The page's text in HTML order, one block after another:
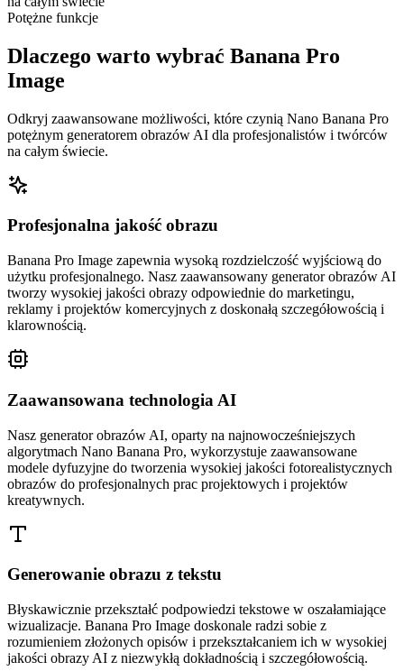
Potężne funkcje
Dlaczego warto wybrać Banana Pro
Image
Odkryj zaawansowane możliwości, które czynią Nano Banana Pro
potężnym generatorem obrazów AI dla profesjonalistów i twórców
na całym świecie.
Profesjonalna jakość obrazu
Banana Pro Image zapewnia wysoką rozdzielczość wyjściową do
użytku profesjonalnego. Nasz zaawansowany generator obrazów AI
tworzy wysokiej jakości obrazy odpowiednie do marketingu,
reklamy i projektów komercyjnych z doskonałą szczegółowością i
klarownością.
Zaawansowana technologia AI
Nasz generator obrazów AI, oparty na najnowocześniejszych
algorytmach Nano Banana Pro, wykorzystuje zaawansowane
modele dyfuzyjne do tworzenia wysokiej jakości fotorealistycznych
obrazów do profesjonalnych prac projektowych i projektów
kreatywnych.
Generowanie obrazu z tekstu
Błyskawicznie przekształć podpowiedzi tekstowe w oszałamiające
wizualizacje. Banana Pro Image doskonale radzi sobie z
rozumieniem złożonych opisów i przekształcaniem ich w wysokiej
jakości obrazy AI z niezwykłą dokładnością i szczegółowością.